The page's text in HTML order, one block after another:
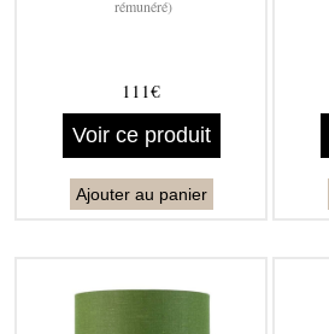
rémunéré)
111€
Voir ce produit
Ajouter au panier